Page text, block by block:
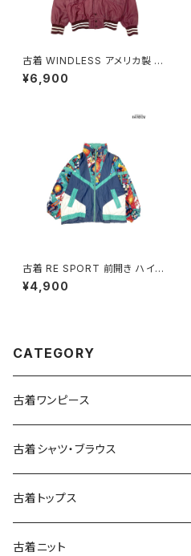
古着 WINDLESS アメリカ製 前
開き 無地 ワンポイント ナイロ
ン100％ 長袖 アウター ライトジ
¥6,900
古着 RE SPORT 前開き ハイ
ネック 総柄 ナイロン 長袖 アウ
ター ヘビージャケット 緑 紺 (tt
¥4,900
CATEGORY
古着ワンピース
古着長袖ワンピース
古着半袖ワンピース
古着ノースリーブワンピース
古着シャツ・ブラウス
古着長袖シャツ・ブラウス
古着半袖シャツ・ブラウス
古着トップス
古着スウェット&パーカー
古着ニット